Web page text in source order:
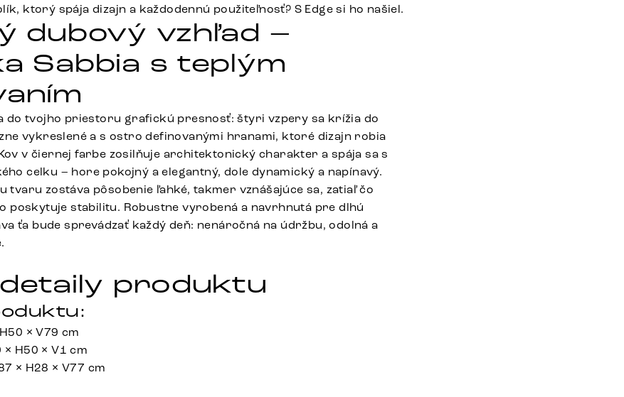
ktorý spája dizajn a každodennú použiteľnosť? S Edge si ho našiel.
dubový vzhľad –
Sabbia s teplým
do tvojho priestoru grafickú presnosť: štyri vzpery sa krížia do
vykreslené a s ostro definovanými hranami, ktoré dizajn robia
v čiernej farbe zosilňuje architektonický charakter a spája sa s
celku – hore pokojný a elegantný, dole dynamický a napínavý.
tvaru zostáva pôsobenie ľahké, takmer vznášajúce sa, zatiaľ čo
poskytuje stabilitu. Robustne vyrobená a navrhnutá pre dlhú
ťa bude sprevádzať každý deň: nenáročná na údržbu, odolná a
produktu
× V79 cm
H50 × V1 cm
× H28 × V77 cm